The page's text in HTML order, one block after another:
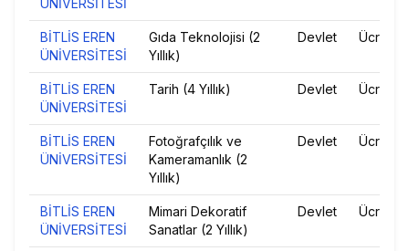
ÜNİVERSİTESİ
BİTLİS EREN
ÜNİVERSİTESİ
Gıda Teknolojisi (2
Yıllık)
Devlet Ücretsiz
BİTLİS EREN
ÜNİVERSİTESİ
Tarih (4 Yıllık) Devlet Ücretsiz
BİTLİS EREN
ÜNİVERSİTESİ
Fotoğrafçılık ve
Kameramanlık (2
Yıllık)
Devlet Ücretsiz
BİTLİS EREN
ÜNİVERSİTESİ
Mimari Dekoratif
Sanatlar (2 Yıllık)
Devlet Ücretsiz